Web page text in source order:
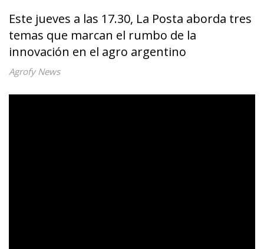
Este jueves a las 17.30, La Posta aborda tres
temas que marcan el rumbo de la
innovación en el agro argentino
Agrofy News